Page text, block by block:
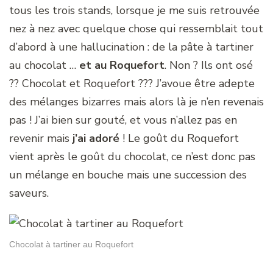
tous les trois stands, lorsque je me suis retrouvée
nez à nez avec quelque chose qui ressemblait tout
d’abord à une hallucination : de la pâte à tartiner
au chocolat … et au Roquefort. Non ? Ils ont osé
?? Chocolat et Roquefort ??? J’avoue être adepte
des mélanges bizarres mais alors là je n’en revenais
pas ! J’ai bien sur gouté, et vous n’allez pas en
revenir mais j’ai adoré ! Le goût du Roquefort
vient après le goût du chocolat, ce n’est donc pas
un mélange en bouche mais une succession des
saveurs.
Chocolat à tartiner au Roquefort